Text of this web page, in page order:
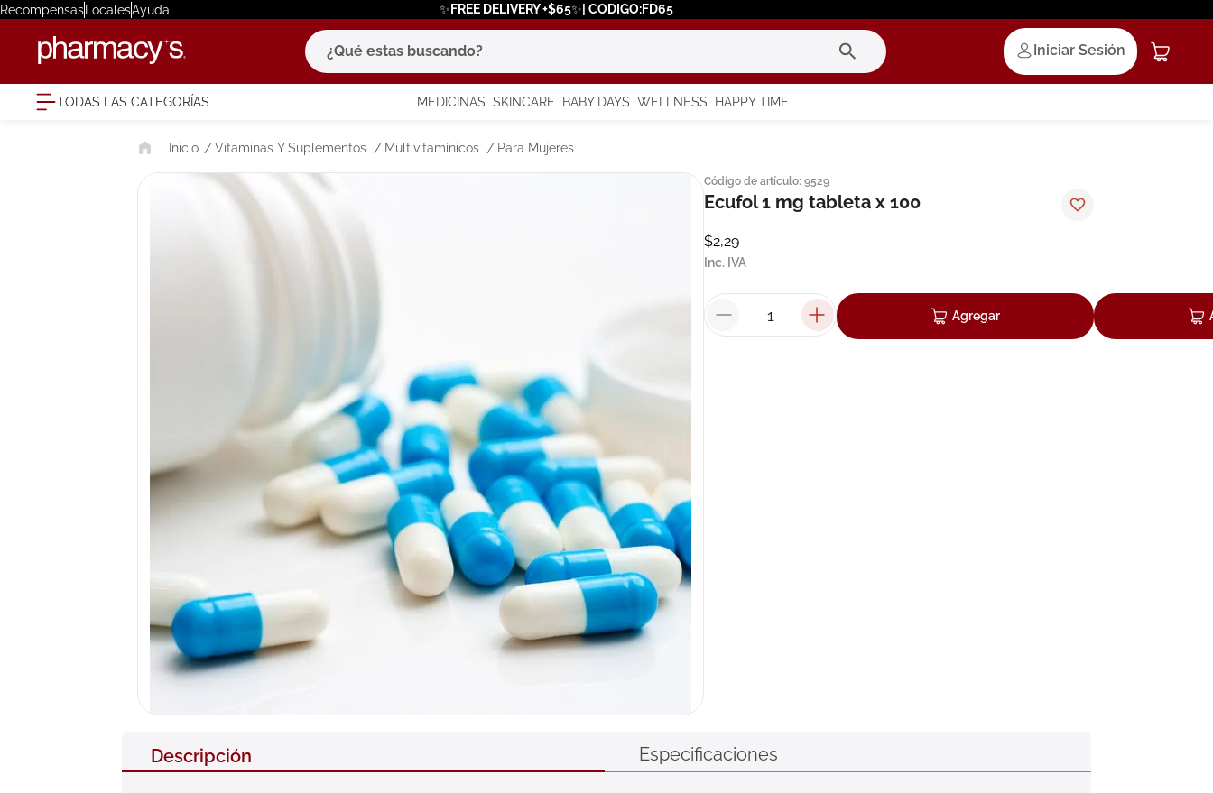
RecompensasLocalesAyuda ✨FREE DELIVERY +$65✨| CODIGO:FD65
¿Qué estas buscando?
Iniciar Sesión
TODAS LAS CATEGORÍAS MEDICINAS SKINCARE BABY DAYS WELLNESS HAPPY TIME
Vitaminas Y Suplementos Multivitamínicos Para Mujeres
Código de artículo: 9529
Ecufol 1 mg tableta x 100
$2,29
Inc. IVA
Agregar
Descripción Especificaciones
términos más buscados
1. eucerin
roche posay
9. megacistin
pañales